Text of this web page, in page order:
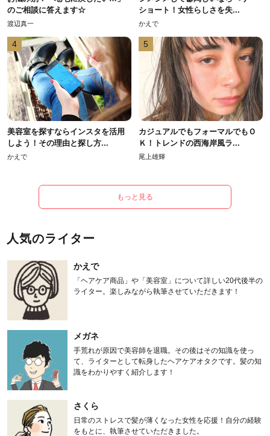
のご相談に答えます☆
渡辺真一
ショート！女性らしさを失...
かえで
4
美容室を探すならインスタを活用
しよう！その理由と探し方...
かえで
5
カジュアルでもフォーマルでもＯ
Ｋ！トレンドの西海岸風ラ...
尾上雄輝
もっと見る
人気のライター
かえで
「ヘアケア商品」や「美容室」について詳しい20代後半の
ライター。楽しみながら執筆させていただきます！
メガネ
手荒れが原因で美容師を退職。その後はその知識を使っ
て、ライターとして転身したヘアケアオタクです。髪の知
識をわかりやすく紹介します！
さくら
日常のストレスで髪が薄くなった女性を応援！自分の経験
をもとに、執筆させていただきました。